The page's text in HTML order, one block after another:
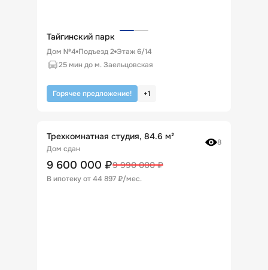
Тайгинский парк
Дом №4 Подъезд2 Этаж6/14
25 мин до м. Заельцовская
Горячее предложение! +1
Трехкомнатная студия, 84.6 м²
Дом сдан
8
9 600 000 ₽9 990 000₽
В ипотеку от44 897 ₽/мес.